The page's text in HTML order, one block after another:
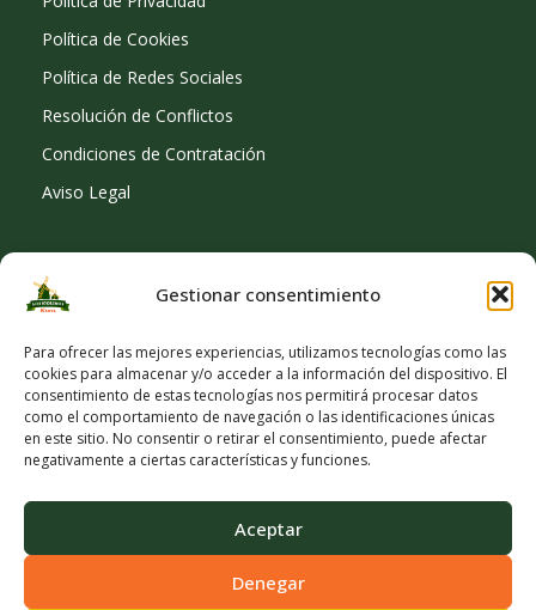
Gestionar consentimiento
Para ofrecer las mejores experiencias, utilizamos tecnologías como las
cookies para almacenar y/o acceder a la información del dispositivo. El
consentimiento de estas tecnologías nos permitirá procesar datos
como el comportamiento de navegación o las identificaciones únicas
en este sitio. No consentir o retirar el consentimiento, puede afectar
negativamente a ciertas características y funciones.
Aceptar
Denegar
Política de Cookies
Política de Redes Sociales
Resolución de Conflictos
Condiciones de Contratación
Aviso Legal
SOCIAL
© Copyright 2026 Viveros Los Molinos |